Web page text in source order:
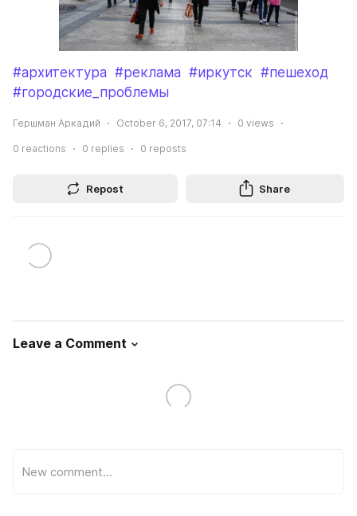
#архитектура #реклама #иркутск #пешеход
#городские_проблемы
Гершман Аркадий October 6, 2017, 07:14 0 views
0 reactions 0 replies 0 reposts
Repost Share
Leave a Comment